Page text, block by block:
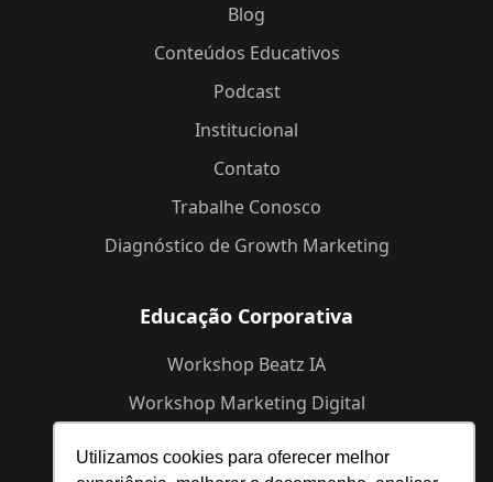
Utilizamos cookies para oferecer melhor
Blog
Conteúdos Educativos
Podcast
Institucional
Contato
Trabalhe Conosco
Diagnóstico de Growth Marketing
Educação Corporativa
Workshop Beatz IA
Workshop Marketing Digital